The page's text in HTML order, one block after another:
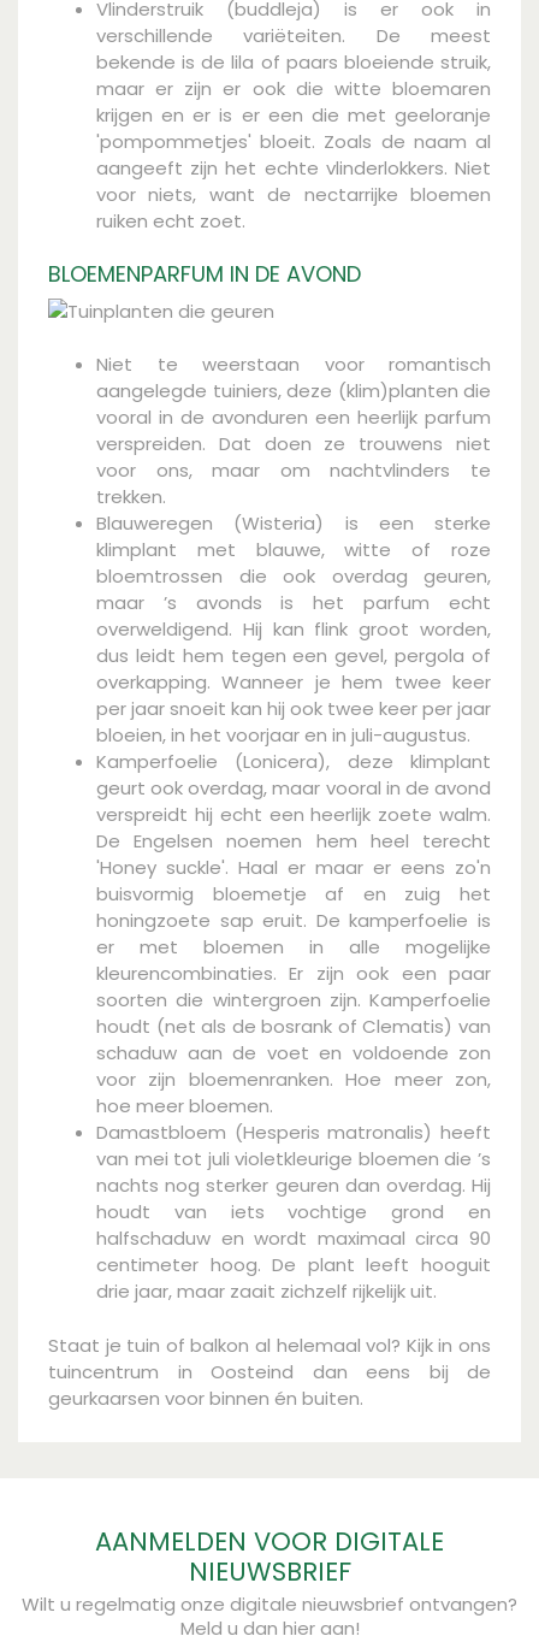
Vlinderstruik (buddleja) is er ook in
verschillende variëteiten. De meest
bekende is de lila of paars bloeiende struik,
maar er zijn er ook die witte bloemaren
krijgen en er is er een die met geeloranje
'pompommetjes' bloeit. Zoals de naam al
aangeeft zijn het echte vlinderlokkers. Niet
voor niets, want de nectarrijke bloemen
ruiken echt zoet.
BLOEMENPARFUM IN DE AVOND
Niet te weerstaan voor romantisch
aangelegde tuiniers, deze (klim)planten die
vooral in de avonduren een heerlijk parfum
verspreiden. Dat doen ze trouwens niet
voor ons, maar om nachtvlinders te
trekken.
Blauweregen (Wisteria) is een sterke
klimplant met blauwe, witte of roze
bloemtrossen die ook overdag geuren,
maar ’s avonds is het parfum echt
overweldigend. Hij kan flink groot worden,
dus leidt hem tegen een gevel, pergola of
overkapping. Wanneer je hem twee keer
per jaar snoeit kan hij ook twee keer per jaar
bloeien, in het voorjaar en in juli-augustus.
Kamperfoelie (Lonicera), deze klimplant
geurt ook overdag, maar vooral in de avond
verspreidt hij echt een heerlijk zoete walm.
De Engelsen noemen hem heel terecht
'Honey suckle'. Haal er maar er eens zo'n
buisvormig bloemetje af en zuig het
honingzoete sap eruit. De kamperfoelie is
er met bloemen in alle mogelijke
kleurencombinaties. Er zijn ook een paar
soorten die wintergroen zijn. Kamperfoelie
houdt (net als de bosrank of Clematis) van
schaduw aan de voet en voldoende zon
voor zijn bloemenranken. Hoe meer zon,
hoe meer bloemen.
Damastbloem (Hesperis matronalis) heeft
van mei tot juli violetkleurige bloemen die ’s
nachts nog sterker geuren dan overdag. Hij
houdt van iets vochtige grond en
halfschaduw en wordt maximaal circa 90
centimeter hoog. De plant leeft hooguit
drie jaar, maar zaait zichzelf rijkelijk uit.
Staat je tuin of balkon al helemaal vol? Kijk in ons
tuincentrum in Oosteind dan eens bij de
geurkaarsen voor binnen én buiten.
AANMELDEN VOOR DIGITALE
NIEUWSBRIEF
Wilt u regelmatig onze digitale nieuwsbrief ontvangen?
Meld u dan hier aan!